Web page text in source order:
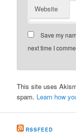
Website
Save my
next time I
This site uses
spam. Learn how
RSSFEED